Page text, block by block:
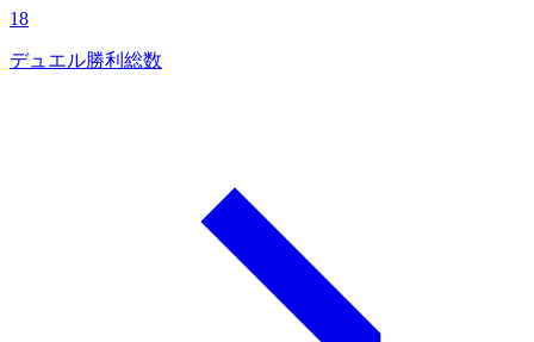
18
デュエル勝利総数